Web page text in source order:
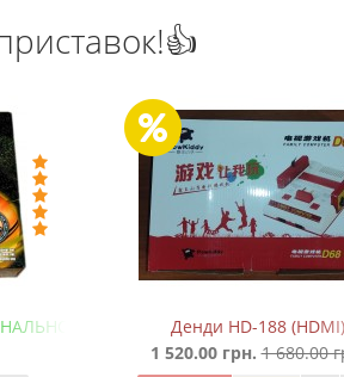
качество!)
Денди HD-188 (HDMI)
1 520.00 грн. 1 680.00